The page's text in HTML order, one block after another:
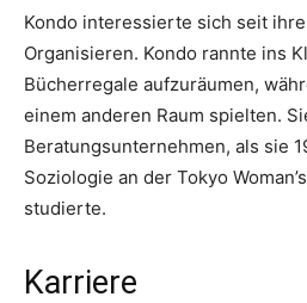
Kondo interessierte sich seit
Organisieren. Kondo rannte ins
Bücherregale aufzuräumen,
einem anderen Raum spielten.
Beratungsunternehmen, als sie
Soziologie an der Tokyo
studierte.
Karriere